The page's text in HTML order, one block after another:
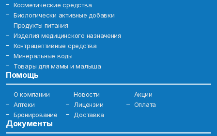
Косметические средства
Биологически активные добавки
Продукты питания
Изделия медицинского назначения
Контрацептивные средства
Минеральные воды
Товары для мамы и малыша
Помощь
О компании Новости
Акции
Аптеки
Лицензии
Оплата
Бронирование
Доставка
Документы